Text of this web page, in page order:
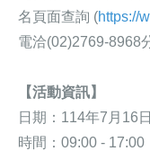
名頁面查詢 (https://
電洽(02)2769-8968
【活動資訊】
日期： 114年7 月 16 日
時間： 09:00 - 17:00